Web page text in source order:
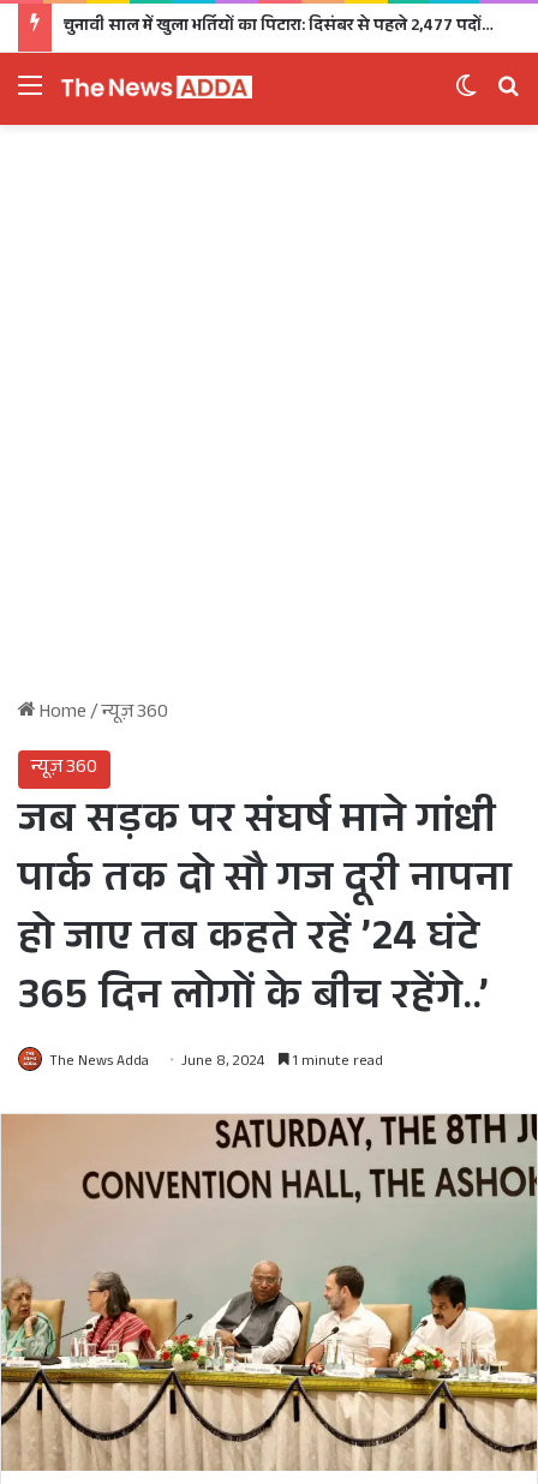
चुनावी साल में खुला भर्तियों का पिटारा: दिसंबर से पहले 2,477 पदों पर भर्ती, 1,470 पदों की परीक्षा भी होगी
Menu
Home/न्यूज़ 360
न्यूज़ 360
जब सड़क पर संघर्ष माने गांधी
पार्क तक दो सौ गज दूरी नापना
हो जाए तब कहते रहें ’24 घंटे
365 दिन लोगों के बीच रहेंगे..’
The News Adda June 8, 2024 1 minute read